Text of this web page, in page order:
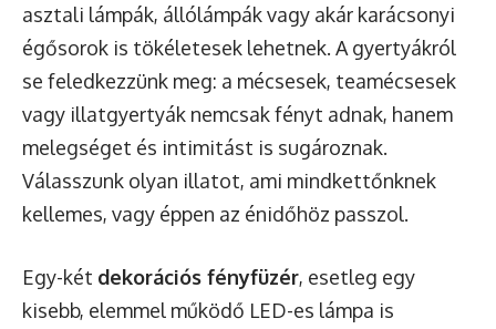
asztali lámpák, állólámpák vagy akár karácsonyi
égősorok is tökéletesek lehetnek. A gyertyákról
se feledkezzünk meg: a mécsesek, teamécsesek
vagy illatgyertyák nemcsak fényt adnak, hanem
melegséget és intimitást is sugároznak.
Válasszunk olyan illatot, ami mindkettőnknek
kellemes, vagy éppen az énidőhöz passzol.
Egy-két dekorációs fényfüzér, esetleg egy
kisebb, elemmel működő LED-es lámpa is